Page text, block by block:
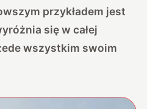
przykładem jest
się w całej
wszystkim swoim